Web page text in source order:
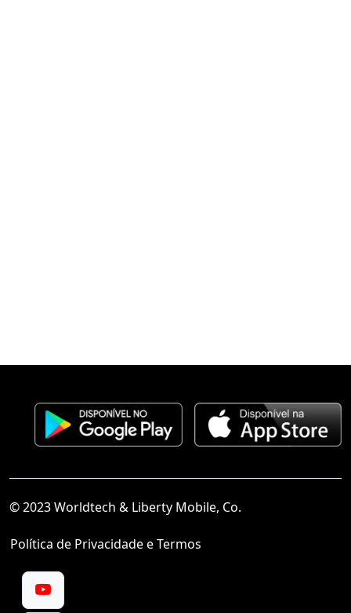
© 2023 Worldtech & Liberty Mobile, Co.
Política de Privacidade e Termos